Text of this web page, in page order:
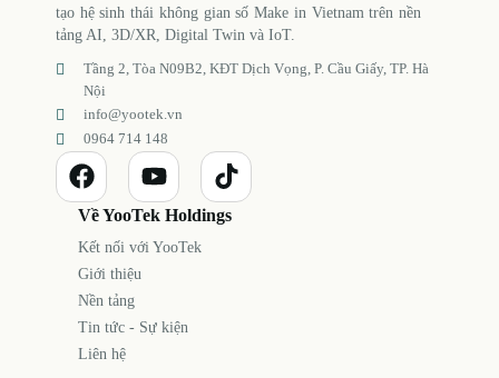
tạo hệ sinh thái không gian số Make in Vietnam trên nền
tảng AI, 3D/XR, Digital Twin và IoT.
Tầng 2, Tòa N09B2, KĐT Dịch Vọng, P. Cầu Giấy, TP. Hà
Nội
info@yootek.vn
0964 714 148
Về YooTek Holdings
Kết nối với YooTek
Giới thiệu
Nền tảng
Tin tức - Sự kiện
Liên hệ